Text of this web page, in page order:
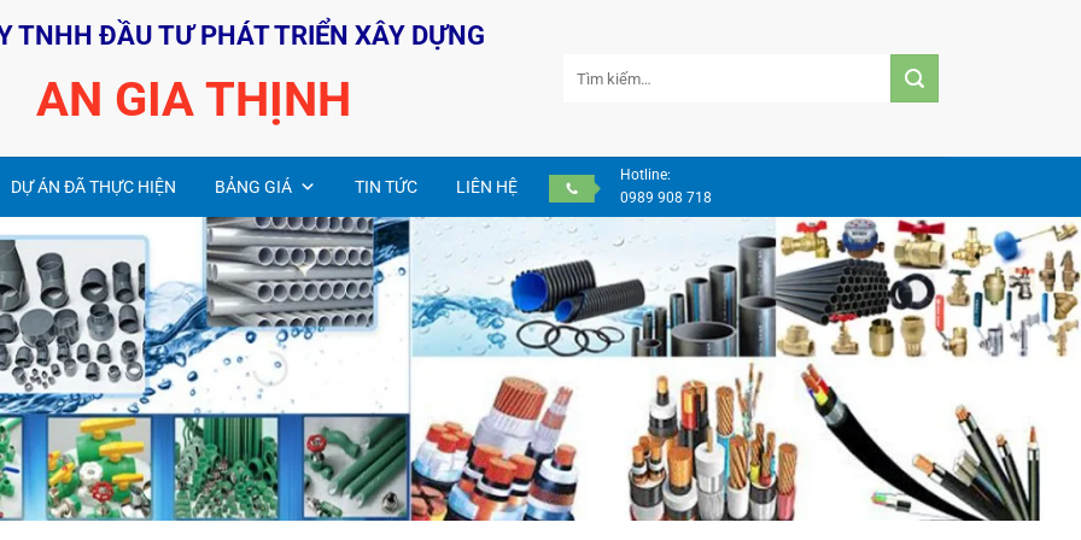
TNHH ĐẦU TƯ PHÁT TRIỂN XÂY DỰNG
AN GIA THỊNH
kiếm:
DỰ ÁN ĐÃ THỰC HIỆN BẢNG GIÁ TIN TỨC LIÊN HỆ
Hotline:
0989 908 718